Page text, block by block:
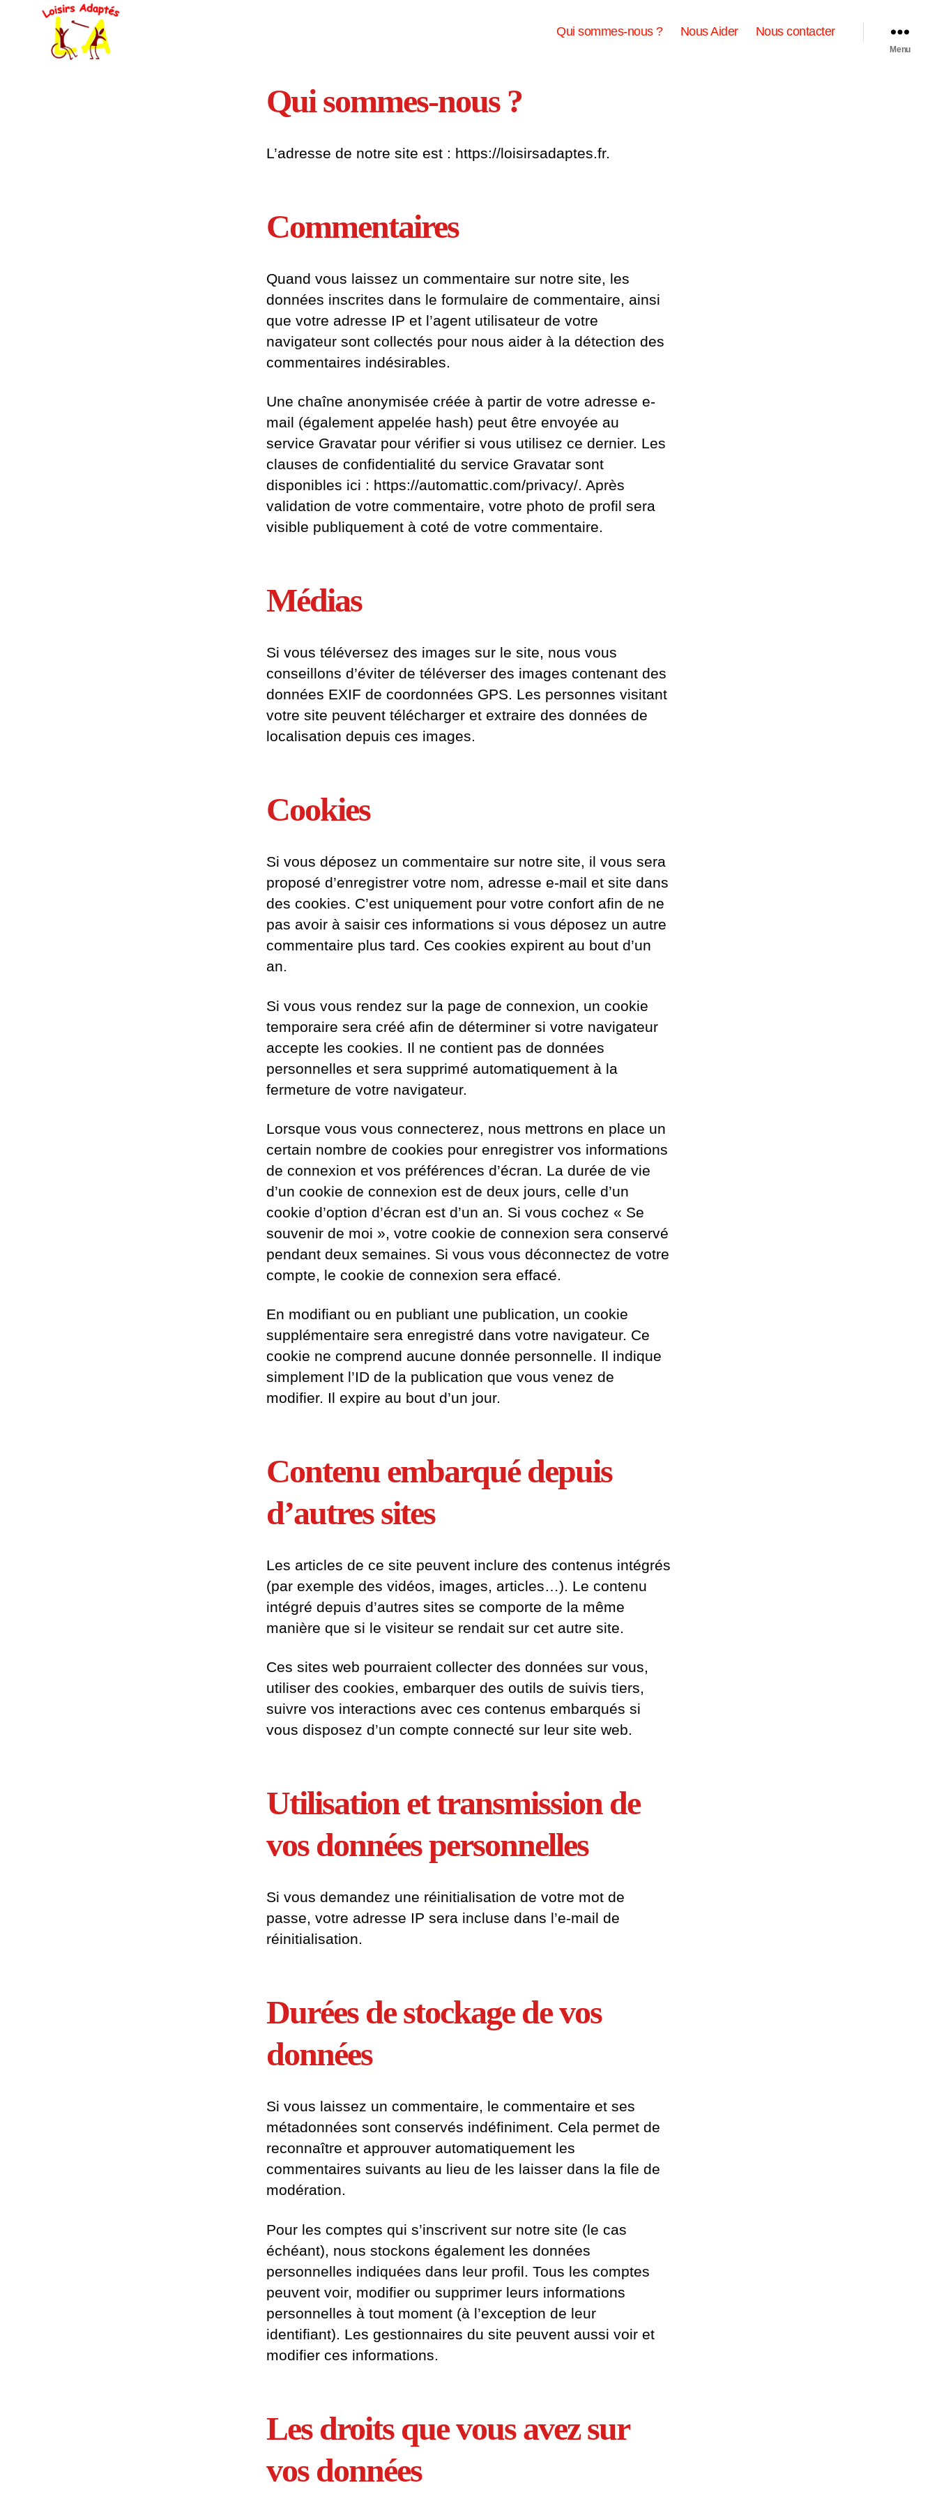
Qui sommes-nous ? Nous Aider Nous contacter
Menu
Qui sommes-nous ?
L’adresse de notre site est : https://loisirsadaptes.fr.
Commentaires
Quand vous laissez un commentaire sur notre site, les
données inscrites dans le formulaire de commentaire, ainsi
que votre adresse IP et l’agent utilisateur de votre
navigateur sont collectés pour nous aider à la détection des
commentaires indésirables.
Une chaîne anonymisée créée à partir de votre adresse e-
mail (également appelée hash) peut être envoyée au
service Gravatar pour vérifier si vous utilisez ce dernier. Les
clauses de confidentialité du service Gravatar sont
disponibles ici : https://automattic.com/privacy/. Après
validation de votre commentaire, votre photo de profil sera
visible publiquement à coté de votre commentaire.
Médias
Si vous téléversez des images sur le site, nous vous
conseillons d’éviter de téléverser des images contenant des
données EXIF de coordonnées GPS. Les personnes visitant
votre site peuvent télécharger et extraire des données de
localisation depuis ces images.
Cookies
Si vous déposez un commentaire sur notre site, il vous sera
proposé d’enregistrer votre nom, adresse e-mail et site dans
des cookies. C’est uniquement pour votre confort afin de ne
pas avoir à saisir ces informations si vous déposez un autre
commentaire plus tard. Ces cookies expirent au bout d’un
an.
Si vous vous rendez sur la page de connexion, un cookie
temporaire sera créé afin de déterminer si votre navigateur
accepte les cookies. Il ne contient pas de données
personnelles et sera supprimé automatiquement à la
fermeture de votre navigateur.
Lorsque vous vous connecterez, nous mettrons en place un
certain nombre de cookies pour enregistrer vos informations
de connexion et vos préférences d’écran. La durée de vie
d’un cookie de connexion est de deux jours, celle d’un
cookie d’option d’écran est d’un an. Si vous cochez « Se
souvenir de moi », votre cookie de connexion sera conservé
pendant deux semaines. Si vous vous déconnectez de votre
compte, le cookie de connexion sera effacé.
En modifiant ou en publiant une publication, un cookie
supplémentaire sera enregistré dans votre navigateur. Ce
cookie ne comprend aucune donnée personnelle. Il indique
simplement l’ID de la publication que vous venez de
modifier. Il expire au bout d’un jour.
Contenu embarqué depuis
d’autres sites
Les articles de ce site peuvent inclure des contenus intégrés
(par exemple des vidéos, images, articles…). Le contenu
intégré depuis d’autres sites se comporte de la même
manière que si le visiteur se rendait sur cet autre site.
Ces sites web pourraient collecter des données sur vous,
utiliser des cookies, embarquer des outils de suivis tiers,
suivre vos interactions avec ces contenus embarqués si
vous disposez d’un compte connecté sur leur site web.
Utilisation et transmission de
vos données personnelles
Si vous demandez une réinitialisation de votre mot de
passe, votre adresse IP sera incluse dans l’e-mail de
réinitialisation.
Durées de stockage de vos
données
Si vous laissez un commentaire, le commentaire et ses
métadonnées sont conservés indéfiniment. Cela permet de
reconnaître et approuver automatiquement les
commentaires suivants au lieu de les laisser dans la file de
modération.
Pour les comptes qui s’inscrivent sur notre site (le cas
échéant), nous stockons également les données
personnelles indiquées dans leur profil. Tous les comptes
peuvent voir, modifier ou supprimer leurs informations
personnelles à tout moment (à l’exception de leur
identifiant). Les gestionnaires du site peuvent aussi voir et
modifier ces informations.
Les droits que vous avez sur
vos données